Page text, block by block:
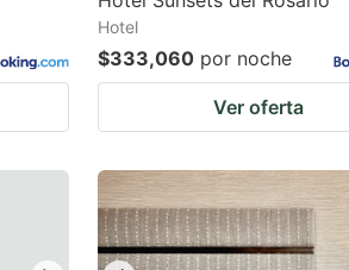
changing
dates.
changing
dates.
Hotel
$333,060 por noche
Ver oferta